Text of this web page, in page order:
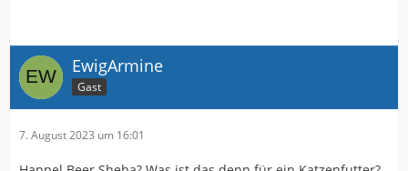
EwigArmine
Gast
7. August 2023 um 16:01